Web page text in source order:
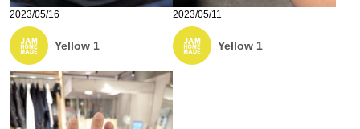
2023/05/16
Yellow 1
2023/05/11
Yellow 1